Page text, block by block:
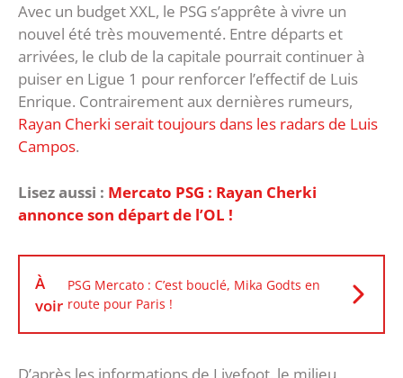
Avec un budget XXL, le PSG s’apprête à vivre un
nouvel été très mouvementé. Entre départs et
arrivées, le club de la capitale pourrait continuer à
puiser en Ligue 1 pour renforcer l’effectif de Luis
Enrique. Contrairement aux dernières rumeurs,
Rayan Cherki serait toujours dans les radars de Luis
Campos.
Lisez aussi : Mercato PSG : Rayan Cherki
annonce son départ de l’OL !
À
voir
PSG Mercato : C’est bouclé, Mika Godts en
route pour Paris !
D’après les informations de Livefoot, le milieu